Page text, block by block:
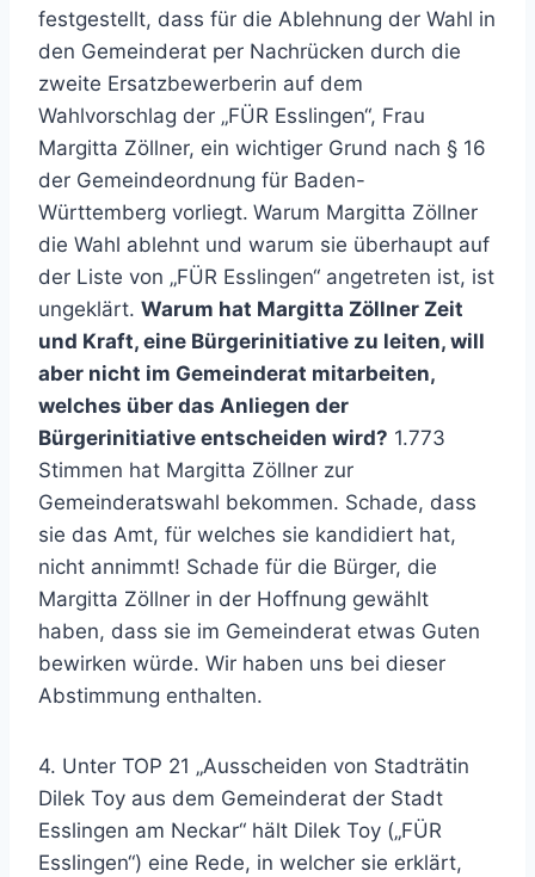
festgestellt, dass für die Ablehnung der Wahl in
den Gemeinderat per Nachrücken durch die
zweite Ersatzbewerberin auf dem
Wahlvorschlag der „FÜR Esslingen“, Frau
Margitta Zöllner, ein wichtiger Grund nach § 16
der Gemeindeordnung für Baden-
Württemberg vorliegt. Warum Margitta Zöllner
die Wahl ablehnt und warum sie überhaupt auf
der Liste von „FÜR Esslingen“ angetreten ist, ist
ungeklärt. Warum hat Margitta Zöllner Zeit
und Kraft, eine Bürgerinitiative zu leiten, will
aber nicht im Gemeinderat mitarbeiten,
welches über das Anliegen der
Bürgerinitiative entscheiden wird? 1.773
Stimmen hat Margitta Zöllner zur
Gemeinderatswahl bekommen. Schade, dass
sie das Amt, für welches sie kandidiert hat,
nicht annimmt! Schade für die Bürger, die
Margitta Zöllner in der Hoffnung gewählt
haben, dass sie im Gemeinderat etwas Guten
bewirken würde. Wir haben uns bei dieser
Abstimmung enthalten.
4. Unter TOP 21 „Ausscheiden von Stadträtin
Dilek Toy aus dem Gemeinderat der Stadt
Esslingen am Neckar“ hält Dilek Toy („FÜR
Esslingen“) eine Rede, in welcher sie erklärt,